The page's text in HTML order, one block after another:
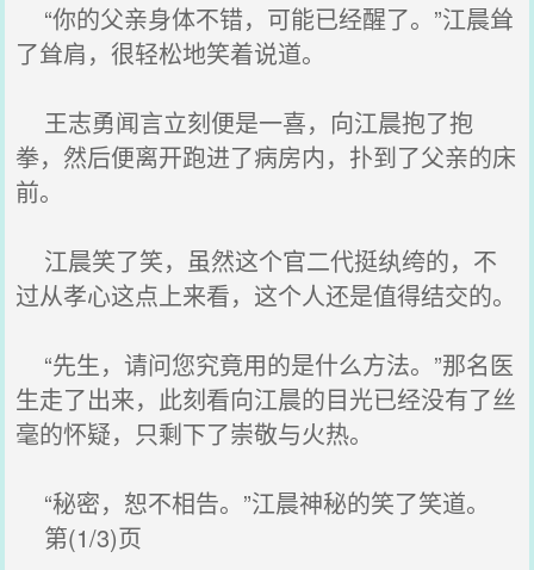
“你的父亲身体不错，可能已经醒了。”江晨耸
了耸肩，很轻松地笑着说道。
王志勇闻言立刻便是一喜，向江晨抱了抱
拳，然后便离开跑进了病房内，扑到了父亲的床
前。
江晨笑了笑，虽然这个官二代挺纨绔的，不
过从孝心这点上来看，这个人还是值得结交的。
“先生，请问您究竟用的是什么方法。”那名医
生走了出来，此刻看向江晨的目光已经没有了丝
毫的怀疑，只剩下了崇敬与火热。
“秘密，恕不相告。”江晨神秘的笑了笑道。
第(1/3)页